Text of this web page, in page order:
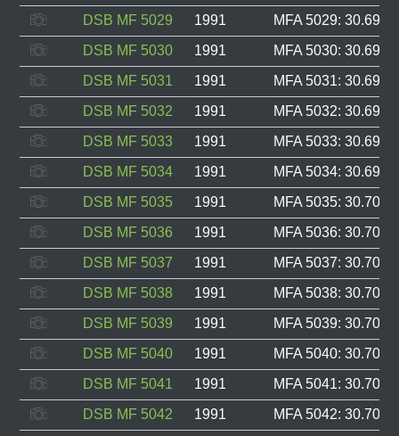
DSB MF 5029
1991
MFA 5029:
DSB MF 5030
1991
MFA 5030:
DSB MF 5031
1991
MFA 5031:
DSB MF 5032
1991
MFA 5032:
DSB MF 5033
1991
MFA 5033:
DSB MF 5034
1991
MFA 5034:
DSB MF 5035
1991
MFA 5035:
DSB MF 5036
1991
MFA 5036:
DSB MF 5037
1991
MFA 5037:
DSB MF 5038
1991
MFA 5038:
DSB MF 5039
1991
MFA 5039:
DSB MF 5040
1991
MFA 5040:
DSB MF 5041
1991
MFA 5041:
DSB MF 5042
1991
MFA 5042: